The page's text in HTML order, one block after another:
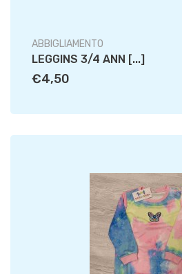
ABBIGLIAMENTO
LEGGINS 3/4 ANN [...]
€4,50